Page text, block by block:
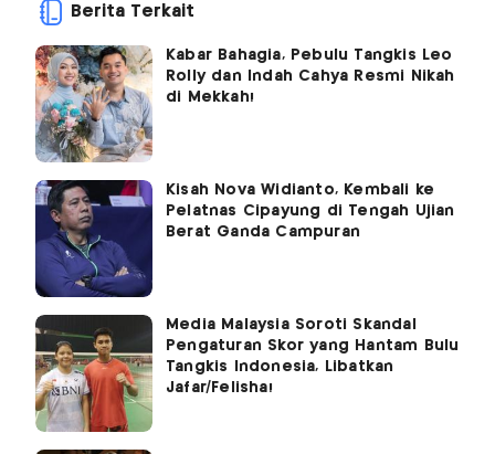
Berita Terkait
Kabar Bahagia, Pebulu Tangkis Leo
Rolly dan Indah Cahya Resmi Nikah
di Mekkah!
Kisah Nova Widianto, Kembali ke
Pelatnas Cipayung di Tengah Ujian
Berat Ganda Campuran
Media Malaysia Soroti Skandal
Pengaturan Skor yang Hantam Bulu
Tangkis Indonesia, Libatkan
Jafar/Felisha!